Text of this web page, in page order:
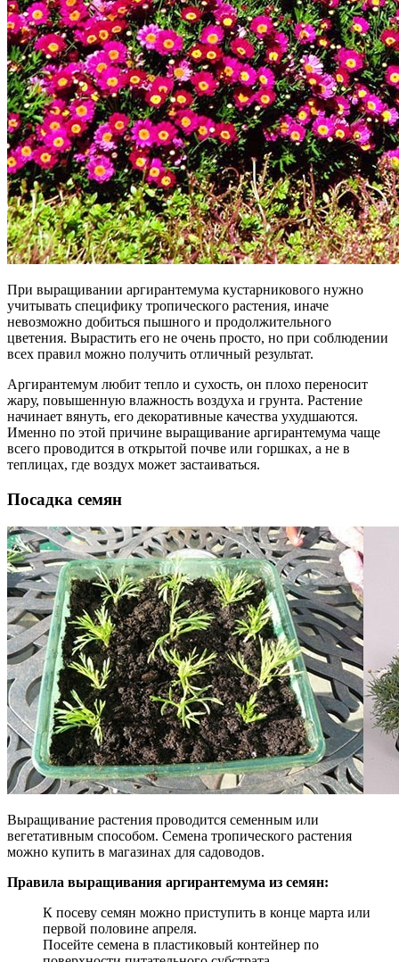
При выращивании аргирантемума кустарникового нужно
учитывать специфику тропического растения, иначе
невозможно добиться пышного и продолжительного
цветения. Вырастить его не очень просто, но при соблюдении
всех правил можно получить отличный результат.
Аргирантемум любит тепло и сухость, он плохо переносит
жару, повышенную влажность воздуха и грунта. Растение
начинает вянуть, его декоративные качества ухудшаются.
Именно по этой причине выращивание аргирантемума чаще
всего проводится в открытой почве или горшках, а не в
теплицах, где воздух может застаиваться.
Посадка семян
Выращивание растения проводится семенным или
вегетативным способом. Семена тропического растения
можно купить в магазинах для садоводов.
Правила выращивания аргирантемума из семян:
К посеву семян можно приступить в конце марта или
первой половине апреля.
Посейте семена в пластиковый контейнер по